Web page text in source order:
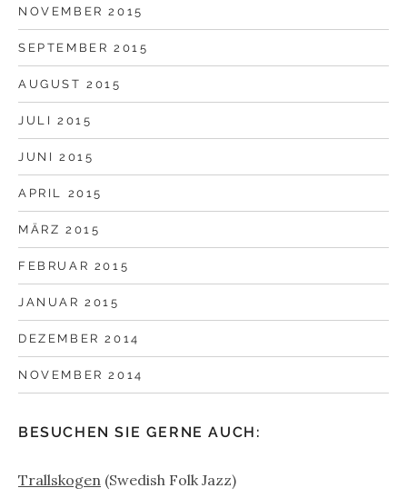
NOVEMBER 2015
SEPTEMBER 2015
AUGUST 2015
JULI 2015
JUNI 2015
APRIL 2015
MÄRZ 2015
FEBRUAR 2015
JANUAR 2015
DEZEMBER 2014
NOVEMBER 2014
BESUCHEN SIE GERNE AUCH:
Trallskogen (Swedish Folk Jazz)